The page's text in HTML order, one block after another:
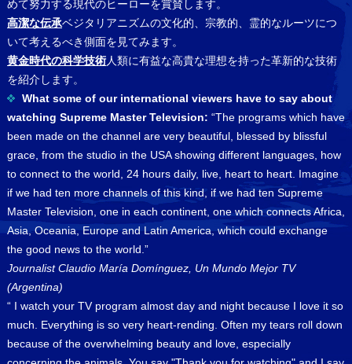
めて努力する現代のヒーローを賞賛します。
高潔な伝承ベジタリアニズムの文化的、宗教的、霊的なルーツにつ
いて考えるべき側面を見てみます。
黄金時代の科学技術人類に有益な高貴な理想を持った革新的な技術
を紹介します。
What some of our international viewers have to say about
watching Supreme Master Television: “The programs which have
been made on the channel are very beautiful, blessed by blissful
grace, from the studio in the USA showing different languages, how
to connect to the world, 24 hours daily, live, heart to heart. Imagine
if we had ten more channels of this kind, if we had ten Supreme
Master Television, one in each continent, one which connects Africa,
Asia, Oceania, Europe and Latin America, which could exchange
the good news to the world.”
Journalist Claudio María Domínguez, Un Mundo Mejor TV
(Argentina)
“ I watch your TV program almost day and night because I love it so
much. Everything is so very heart-rending. Often my tears roll down
because of the overwhelming beauty and love, especially